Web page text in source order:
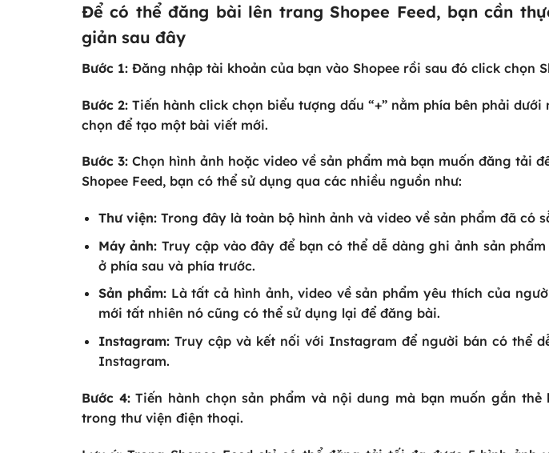
Để có thể đăng bài lên trang Shopee Feed, bạn cần
giản sau đây
Bước 1: Đăng nhập tài khoản của bạn vào Shopee rồi sau đó click chọn
Bước 2: Tiến hành click chọn biểu tượng dấu “+” nằm phía bên phải
chọn để tạo một bài viết mới.
Bước 3: Chọn hình ảnh hoặc video về sản phẩm mà bạn muốn đăng tải
Shopee Feed, bạn có thể sử dụng qua các nhiều nguồn như:
Thư viện:Trong đây là toàn bộ hình ảnh và video về sản phẩm đã có
Máy ảnh: Truy cập vào đây để bạn có thể dễ dàng ghi ảnh sản
ở phía sau và phía trước.
Sản phẩm:Là tất cả hình ảnh, video về sản phẩm yêu thích của
mới tất nhiên nó cũng có thể sử dụng lại để đăng bài.
Instagram:Truy cập và kết nối với Instagram để người bán có thể
Instagram.
Bước 4:Tiến hành chọn sản phẩm và nội dung mà bạn muốn gắn thẻ
trong thư viện điện thoại.